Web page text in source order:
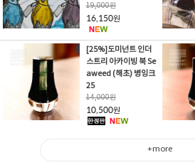
19,000원
16,150원
[25%]도미넌트 인더
스트리 아카이빙 북 Se
aweed (해초) 병잉크
25
14,000원
10,500원
+more